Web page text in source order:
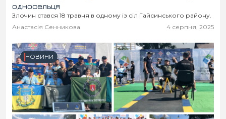
односельця
Злочин стався 18 травня в одному із сіл Гайсинського району.
Анастасія Сенникова
4 серпня, 2025
НОВИНИ